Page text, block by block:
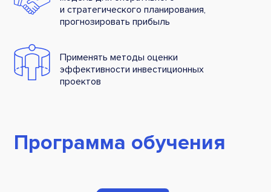
и стратегического планирования,
прогнозировать прибыль
Применять методы оценки
эффективности инвестиционных
проектов
Программа обучения